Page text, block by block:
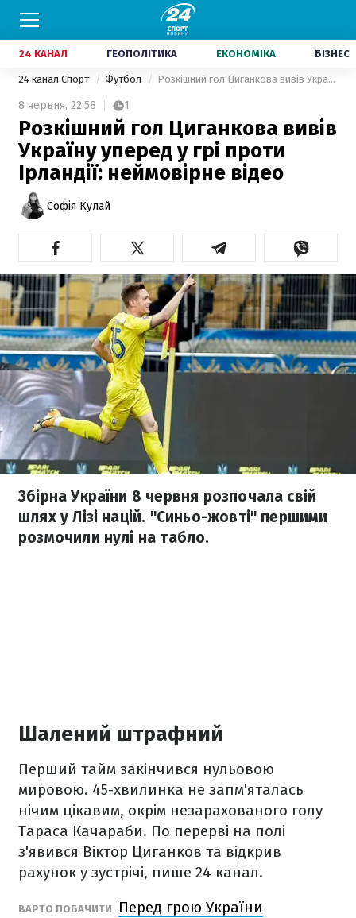
24 КАНАЛ ГЕОПОЛІТИКА ЕКОНОМІКА БІЗНЕС
24 канал Спорт Футбол Розкішний гол Циганкова вивів Україну уперед у грі проти Ірландії: неймовірне відео
8 червня, 22:58 1
Розкішний гол Циганкова вивів
Україну уперед у грі проти
Ірландії: неймовірне відео
Софія Кулай
Збірна України 8 червня розпочала свій
шлях у Лізі націй. "Синьо-жовті" першими
розмочили нулі на табло.
Шалений штрафний
Перший тайм закінчився нульовою
мировою. 45-хвилинка не запм'яталась
нічим цікавим, окрім незарахованого голу
Тараса Качараби. По перерві на полі
з'явився Віктор Циганков та відкрив
рахунок у зустрічі, пише 24 канал.
ВАРТО ПОБАЧИТИ
Перед грою України